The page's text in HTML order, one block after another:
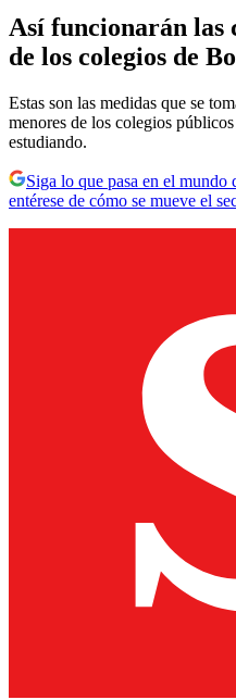
Así funcionarán las
de los colegios de
Estas son las medidas que se
menores de los colegios
estudiando.
Siga lo que pasa en el
entérese de cómo se mueve el